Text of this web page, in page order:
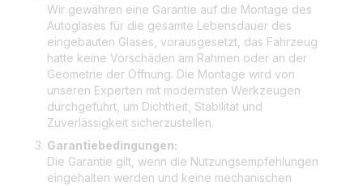
Wir gewähren eine Garantie auf die Montage des
Autoglases für die gesamte Lebensdauer des
eingebauten Glases, vorausgesetzt, das Fahrzeug
hatte keine Vorschäden am Rahmen oder an der
Geometrie der Öffnung. Die Montage wird von
unseren Experten mit modernsten Werkzeugen
durchgeführt, um Dichtheit, Stabilität und
Zuverlässigkeit sicherzustellen.
Garantiebedingungen:
Die Garantie gilt, wenn die Nutzungsempfehlungen
eingehalten werden und keine mechanischen